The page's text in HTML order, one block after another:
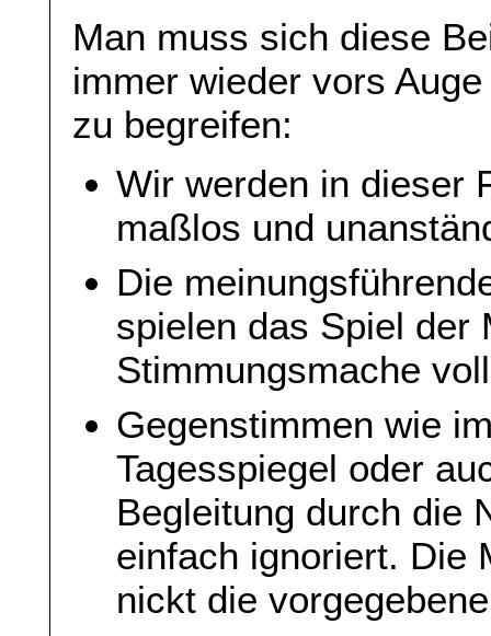
Man muss sich diese
immer wieder vors
zu begreifen:
Wir werden in dieser
maßlos und
Die
spielen das Spiel der
Stimmungsmache
Gegenstimmen wie
Tagesspiegel oder
Begleitung durch die
einfach ignoriert. Die
nickt die